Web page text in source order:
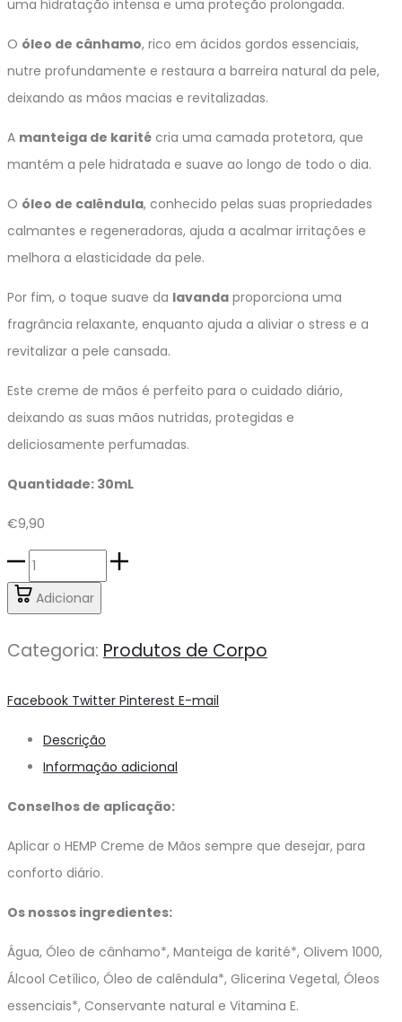
uma hidratação intensa e uma proteção prolongada.
O óleo de cânhamo, rico em ácidos gordos essenciais,
nutre profundamente e restaura a barreira natural da pele,
deixando as mãos macias e revitalizadas.
A manteiga de karité cria uma camada protetora, que
mantém a pele hidratada e suave ao longo de todo o dia.
O óleo de calêndula, conhecido pelas suas propriedades
calmantes e regeneradoras, ajuda a acalmar irritações e
melhora a elasticidade da pele.
Por fim, o toque suave da lavanda proporciona uma
fragrância relaxante, enquanto ajuda a aliviar o stress e a
revitalizar a pele cansada.
Este creme de mãos é perfeito para o cuidado diário,
deixando as suas mãos nutridas, protegidas e
deliciosamente perfumadas.
Quantidade: 30mL
€9,90
Quantidade
de
HEMP
Creme
Mãos
Adicionar
Categoria: Produtos de Corpo
Compartilhar
Facebook Twitter Pinterest E-mail
Descrição
Informação adicional
Conselhos de aplicação:
Aplicar o HEMP Creme de Mãos sempre que desejar, para
conforto diário.
Os nossos ingredientes:
Água, Óleo de cânhamo*, Manteiga de karité*, Olivem 1000,
Álcool Cetílico, Óleo de calêndula*, Glicerina Vegetal, Óleos
essenciais*, Conservante natural e Vitamina E.